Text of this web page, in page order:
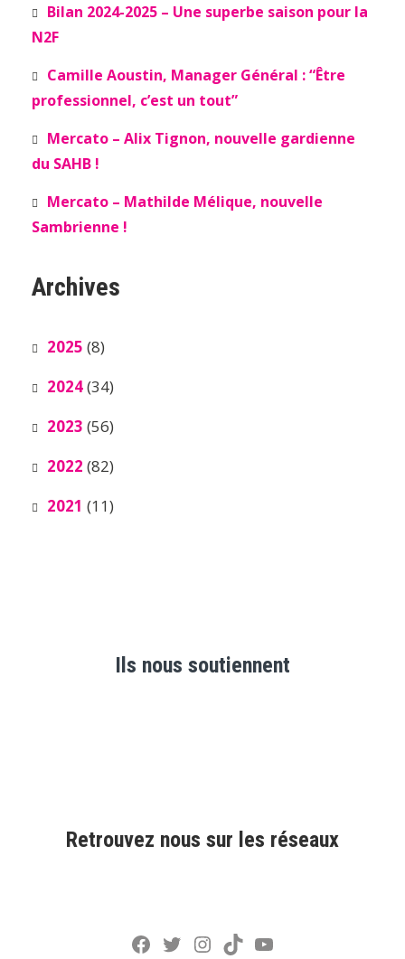
Bilan 2024-2025 – Une superbe saison pour la
N2F
Camille Aoustin, Manager Général : “Être
professionnel, c’est un tout”
Mercato – Alix Tignon, nouvelle gardienne
du SAHB !
Mercato – Mathilde Mélique, nouvelle
Sambrienne !
Archives
2025 (8)
2024(34)
2023 (56)
2022 (82)
2021 (11)
Ils nous soutiennent
Retrouvez nous sur les réseaux
Facebook
Twitter
Instagram
TikTokYouTube